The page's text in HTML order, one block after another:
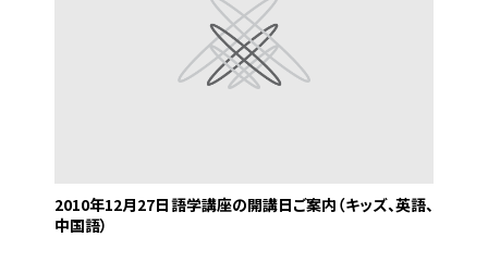
2010年12月27日語学講座の開講日ご案内（キッズ、英語、
中国語）